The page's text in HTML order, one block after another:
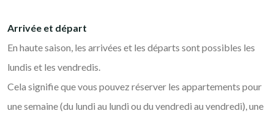
Arrivée et départ
En haute saison, les arrivées et les départs sont possibles les
lundis et les vendredis.
Cela signifie que vous pouvez réserver les appartements pour
une semaine (du lundi au lundi ou du vendredi au vendredi), une